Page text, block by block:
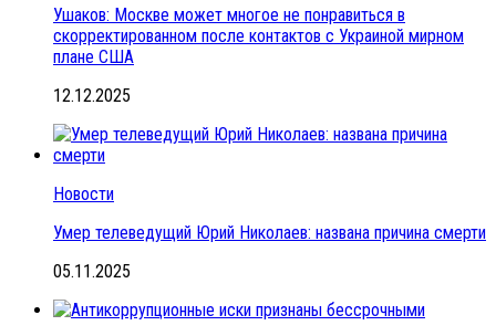
Ушаков: Москве может многое не понравиться в
скорректированном после контактов с Украиной мирном
плане США
12.12.2025
Новости
Умер телеведущий Юрий Николаев: названа причина смерти
05.11.2025